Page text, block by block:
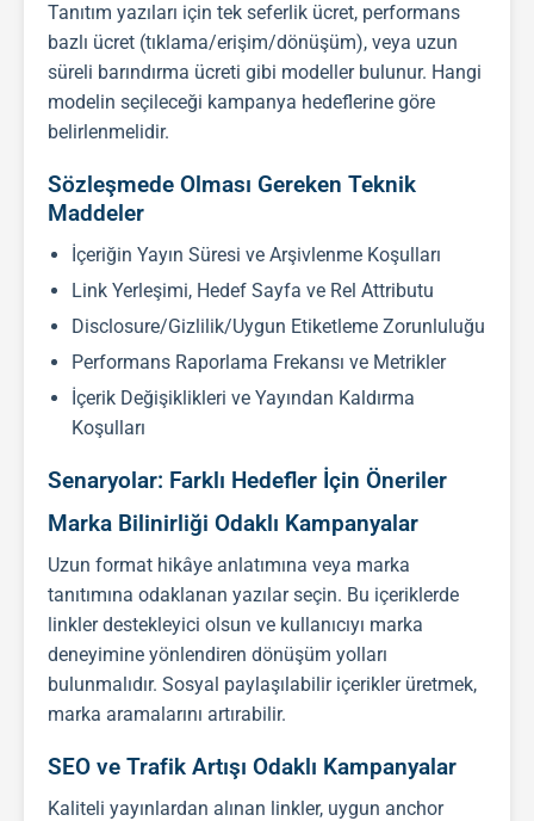
Tanıtım yazıları için tek seferlik ücret, performans
bazlı ücret (tıklama/erişim/dönüşüm), veya uzun
süreli barındırma ücreti gibi modeller bulunur. Hangi
modelin seçileceği kampanya hedeflerine göre
belirlenmelidir.
Sözleşmede Olması Gereken Teknik
Maddeler
İçeriğin Yayın Süresi ve Arşivlenme Koşulları
Link Yerleşimi, Hedef Sayfa ve Rel Attributu
Disclosure/Gizlilik/Uygun Etiketleme Zorunluluğu
Performans Raporlama Frekansı ve Metrikler
İçerik Değişiklikleri ve Yayından Kaldırma
Koşulları
Senaryolar: Farklı Hedefler İçin Öneriler
Marka Bilinirliği Odaklı Kampanyalar
Uzun format hikâye anlatımına veya marka
tanıtımına odaklanan yazılar seçin. Bu içeriklerde
linkler destekleyici olsun ve kullanıcıyı marka
deneyimine yönlendiren dönüşüm yolları
bulunmalıdır. Sosyal paylaşılabilir içerikler üretmek,
marka aramalarını artırabilir.
SEO ve Trafik Artışı Odaklı Kampanyalar
Kaliteli yayınlardan alınan linkler, uygun anchor